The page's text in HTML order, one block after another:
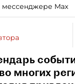
мессенджере Max
многих